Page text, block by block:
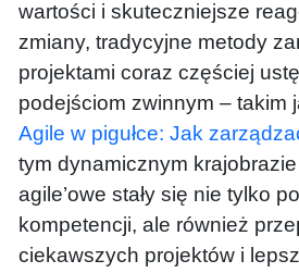
wartości i skuteczniejsze
zmiany, tradycyjne metody
projektami coraz częściej
podejściom zwinnym – takim
Agile w pigułce: Jak
tym dynamicznym
agile’owe stały się nie tylko
kompetencji, ale również
ciekawszych projektów i